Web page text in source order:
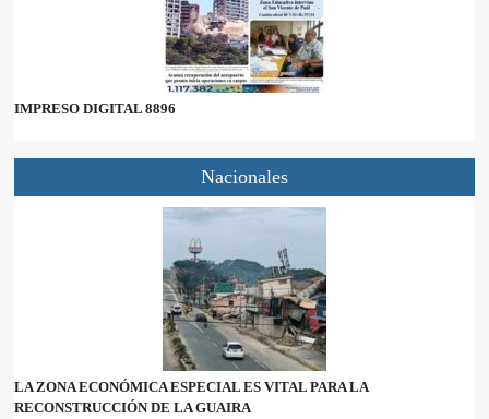
IMPRESO DIGITAL 8896
Nacionales
LA ZONA ECONÓMICA ESPECIAL ES VITAL PARA LA
RECONSTRUCCIÓN DE LA GUAIRA